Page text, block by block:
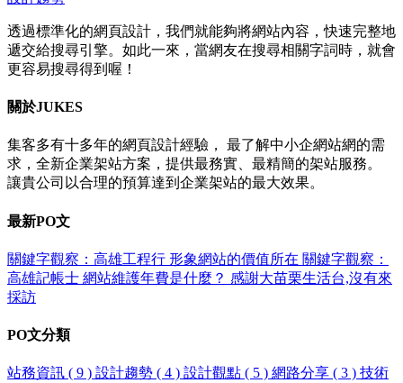
透過標準化的網頁設計，我們就能夠將網站內容，快速完整地
遞交給搜尋引擎。如此一來，當網友在搜尋相關字詞時，就會
更容易搜尋得到喔！
關於JUKES
集客多有十多年的網頁設計經驗， 最了解中小企網站網的需
求，全新企業架站方案，提供最務實、最精簡的架站服務。
讓貴公司以合理的預算達到企業架站的最大效果。
最新PO文
關鍵字觀察：高雄工程行 形象網站的價值所在 關鍵字觀察：
高雄記帳士 網站維護年費是什麼？ 感謝大苗栗生活台,沒有來
採訪
PO文分類
站務資訊 ( 9 ) 設計趨勢 ( 4 ) 設計觀點 ( 5 ) 網路分享 ( 3 ) 技術